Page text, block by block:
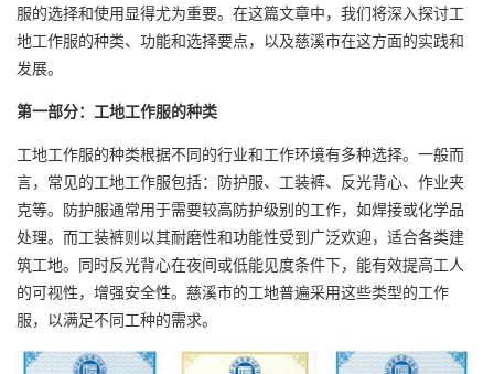
服的选择和使用显得尤为重要。在这篇文章中，我们将深入探讨工
地工作服的种类、功能和选择要点，以及慈溪市在这方面的实践和
发展。
第一部分：工地工作服的种类
工地工作服的种类根据不同的行业和工作环境有多种选择。一般而
言，常见的工地工作服包括：防护服、 工装裤、反光背心、作业夹
克等。防护服通常用于需要较高防护级别的工作，如焊接或化学品
处理。而工装裤则以其耐磨性和功能性受到广泛欢迎，适合各类建
筑工地。同时反光背心在夜间或低能见度条件下，能有效提高工人
的可视性，增强安全性。慈溪市的工地普遍采用这些类型的工作
服，以满足不同工种的需求。